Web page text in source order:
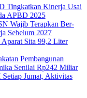
Tingkatkan Kinerja Usai
APBD 2025
Wajib Terapkan Ber-
Sebelum 2027
Sita 99,2 Liter
Pembangunan
Senilai Rp242 Miliar
Setiap Jumat, Aktivitas